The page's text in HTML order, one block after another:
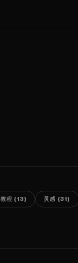
教程 (13) 灵感 (31)